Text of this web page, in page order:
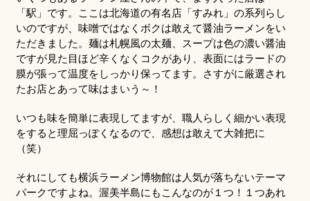
「駅」です。ここは北海道の有名店「すみれ」の系列らし
いのですが、味噌ではなくボクは敢えて醤油ラーメンをい
ただきました。麺は札幌風の太麺、スープは色の濃い醤油
ですが見た目ほど辛くなくコクがあり、表面にはラードの
膜が張って温度をしっかり保ってます。さすがに厳選され
たお店とあって味はまいう～！
いつも味を簡単に表現してますが、職人らしく細かい表現
をすると理屈っぽくなるので、感想は敢えて大雑把に
（笑）
それにしても横浜ラーメン博物館は人気が落ちないテーマ
パークですよね。渥美半島にもこんなのが１つ！１つあれ